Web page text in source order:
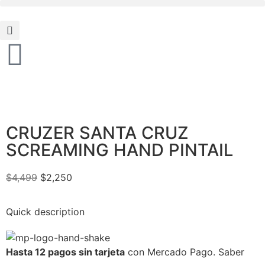
CRUZER SANTA CRUZ
SCREAMING HAND PINTAIL
$4,499 $2,250
Quick description
Hasta 12 pagos sin tarjeta con Mercado Pago. Saber